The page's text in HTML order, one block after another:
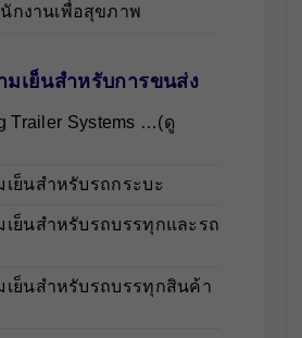
นักงานเพื่อสุขภาพ
มเย็นสำหรับการขนส่ง
Trailer Systems …(ดู
เย็นสำหรับรถกระบะ
เย็นสำหรับรถบรรทุกและรถ
เย็นสำหรับรถบรรทุกสินค้า